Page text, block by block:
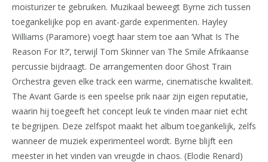
moisturizer te gebruiken. Muzikaal beweegt Byrne zich tussen
toegankelijke pop en avant-garde experimenten. Hayley
Williams (Paramore) voegt haar stem toe aan ‘What Is The
Reason For It?’, terwijl Tom Skinner van The Smile Afrikaanse
percussie bijdraagt. De arrangementen door Ghost Train
Orchestra geven elke track een warme, cinematische kwaliteit.
The Avant Garde is een speelse prik naar zijn eigen reputatie,
waarin hij toegeeft het concept leuk te vinden maar niet echt
te begrijpen. Deze zelfspot maakt het album toegankelijk, zelfs
wanneer de muziek experimenteel wordt. Byrne blijft een
meester in het vinden van vreugde in chaos. (Elodie Renard)